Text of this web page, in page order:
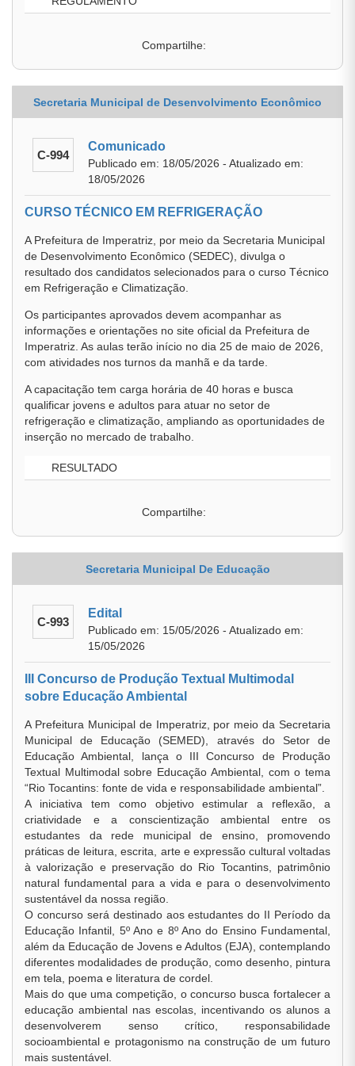
Compartilhe:
Secretaria Municipal de Desenvolvimento Econômico
C-994
Comunicado
Publicado em: 18/05/2026 - Atualizado em:
18/05/2026
CURSO TÉCNICO EM REFRIGERAÇÃO
A Prefeitura de Imperatriz, por meio da Secretaria Municipal
de Desenvolvimento Econômico (SEDEC), divulga o
resultado dos candidatos selecionados para o curso Técnico
em Refrigeração e Climatização.
Os participantes aprovados devem acompanhar as
informações e orientações no site oficial da Prefeitura de
Imperatriz. As aulas terão início no dia 25 de maio de 2026,
com atividades nos turnos da manhã e da tarde.
A capacitação tem carga horária de 40 horas e busca
qualificar jovens e adultos para atuar no setor de
refrigeração e climatização, ampliando as oportunidades de
inserção no mercado de trabalho.
RESULTADO
Compartilhe:
Secretaria Municipal De Educação
C-993
Edital
Publicado em: 15/05/2026 - Atualizado em:
15/05/2026
III Concurso de Produção Textual Multimodal
sobre Educação Ambiental
A Prefeitura Municipal de Imperatriz, por meio da Secretaria
Municipal de Educação (SEMED), através do Setor de
Educação Ambiental, lança o III Concurso de Produção
Textual Multimodal sobre Educação Ambiental, com o tema
“Rio Tocantins: fonte de vida e responsabilidade ambiental”.
A iniciativa tem como objetivo estimular a reflexão, a
criatividade e a conscientização ambiental entre os
estudantes da rede municipal de ensino, promovendo
práticas de leitura, escrita, arte e expressão cultural voltadas
à valorização e preservação do Rio Tocantins, patrimônio
natural fundamental para a vida e para o desenvolvimento
sustentável da nossa região.
O concurso será destinado aos estudantes do II Período da
Educação Infantil, 5º Ano e 8º Ano do Ensino Fundamental,
além da Educação de Jovens e Adultos (EJA), contemplando
diferentes modalidades de produção, como desenho, pintura
em tela, poema e literatura de cordel.
Mais do que uma competição, o concurso busca fortalecer a
educação ambiental nas escolas, incentivando os alunos a
desenvolverem senso crítico, responsabilidade
socioambiental e protagonismo na construção de um futuro
mais sustentável.